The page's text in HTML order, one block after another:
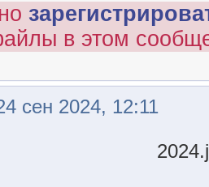
в этом
сен 2024, 12:11